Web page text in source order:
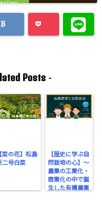
sns-
Posts-
菜の花】松島
二号白菜
【歴史に学ぶ自
然栽培の心】～
農業の工業化・
商業化の中で誕
生した有機農業